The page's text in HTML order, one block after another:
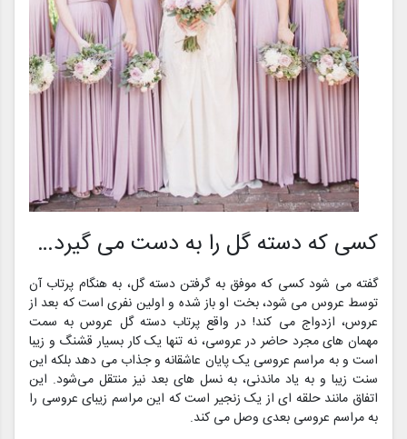
کسی که دسته گل را به دست می گیرد…
گفته می شود کسی که موفق به گرفتن دسته گل، به هنگام پرتاب آن
توسط عروس می‌ شود، بخت او باز شده و اولین نفری است که بعد از
عروس، ازدواج می‌ کند! در واقع پرتاب دسته گل عروس به سمت
مهمان‌‌‌‌ های مجرد حاضر در عروسی، نه تنها یک کار بسیار قشنگ و زیبا
است و به مراسم عروسی یک پایان عاشقانه و جذاب می‌ دهد بلکه این
سنت زیبا و به یاد ماندنی، به نسل‌‌‌‌ های بعد نیز منتقل می‌شود. این
اتفاق مانند حلقه ای از یک زنجیر است که این مراسم زیبای عروسی را
به مراسم عروسی بعدی وصل می کند.